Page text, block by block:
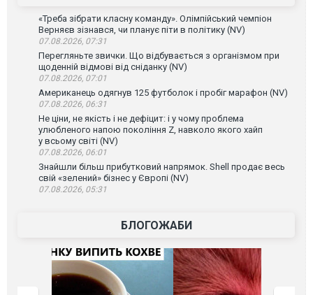
«Треба зібрати класну команду». Олімпійський чемпіон
Верняєв зізнався, чи планує піти в політику (NV)
07.08.2026, 07:31
Перегляньте звички. Що відбувається з організмом при
щоденній відмові від сніданку (NV)
07.08.2026, 07:01
Американець одягнув 125 футболок і пробіг марафон (NV)
07.08.2026, 06:31
Не ціни, не якість і не дефіцит: і у чому проблема
улюбленого напою покоління Z, навколо якого хайп
у всьому світі (NV)
07.08.2026, 06:01
Знайшли більш прибутковий напрямок. Shell продає весь
свій «зелений» бізнес у Європі (NV)
07.08.2026, 05:31
БЛОГОЖАБИ